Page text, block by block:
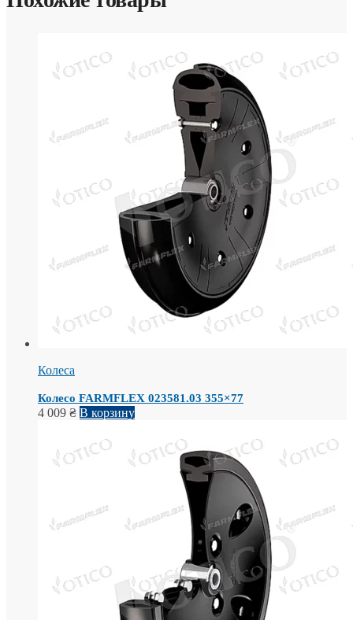
Колеса
Колесо FARMFLEX 023581.03 355×77
4 009 ₴ В корзину